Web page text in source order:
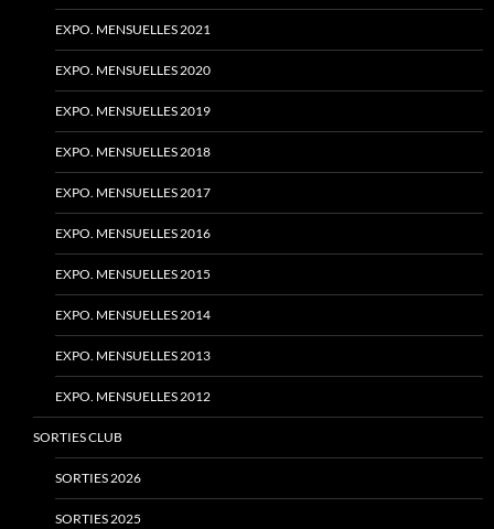
EXPO. MENSUELLES 2021
EXPO. MENSUELLES 2020
EXPO. MENSUELLES 2019
EXPO. MENSUELLES 2018
EXPO. MENSUELLES 2017
EXPO. MENSUELLES 2016
EXPO. MENSUELLES 2015
EXPO. MENSUELLES 2014
EXPO. MENSUELLES 2013
EXPO. MENSUELLES 2012
SORTIES CLUB
SORTIES 2026
SORTIES 2025